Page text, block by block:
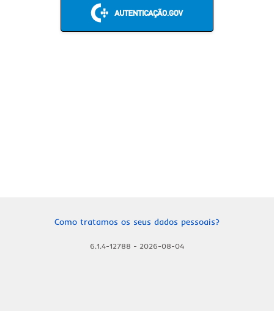
Como tratamos os seus dados pessoais?
6.1.4-12788 - 2026-08-04